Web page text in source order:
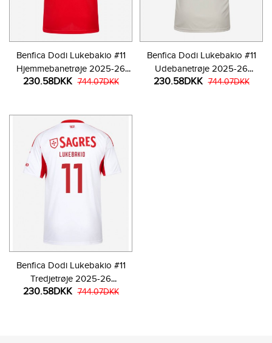
Benfica Dodi Lukebakio #11
Hjemmebanetrøje 2025-26
Kortærmet
230.58DKK 744.07DKK
Benfica Dodi Lukebakio #11
Udebanetrøje 2025-26
Kortærmet
230.58DKK 744.07DKK
Benfica Dodi Lukebakio #11
Tredjetrøje 2025-26
Kortærmet
230.58DKK 744.07DKK